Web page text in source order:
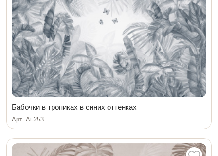
Бабочки в тропиках в синих оттенках
Арт. Ai-253